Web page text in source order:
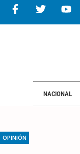
NACIONAL
OPINIÓN